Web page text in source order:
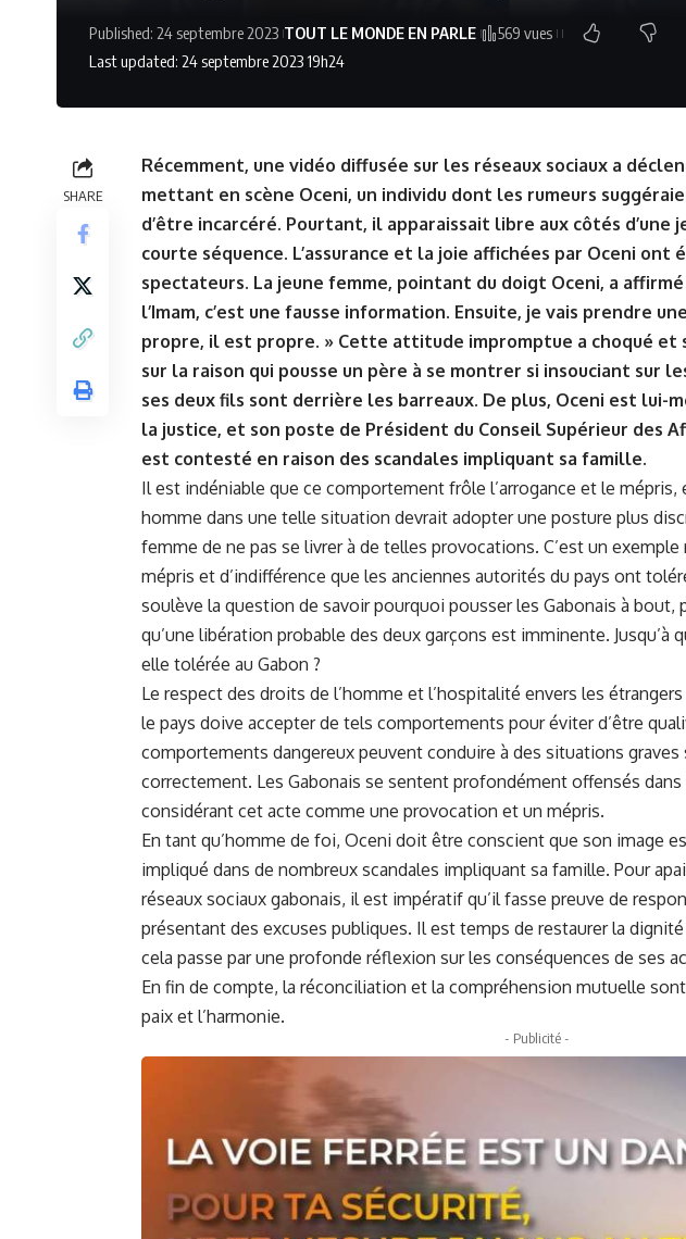
Last updated: 24 septembre 2023 19h24
Published: 24 septembre 2023 TOUT LE MONDE EN PARLE 569 vues
SHARE
Récemment, une vidéo diffusée sur les réseaux sociaux a
mettant en scène Oceni, un individu dont les rumeurs
d’être incarcéré. Pourtant, il apparaissait libre aux côtés d’une
courte séquence. L’assurance et la joie affichées par Oceni ont
spectateurs. La jeune femme, pointant du doigt Oceni, a affirmé
l’Imam, c’est une fausse information. Ensuite, je vais prendre
propre, il est propre. » Cette attitude impromptue a choqué et
sur la raison qui pousse un père à se montrer si insouciant sur
ses deux fils sont derrière les barreaux. De plus, Oceni est lui-
la justice, et son poste de Président du Conseil Supérieur des
est contesté en raison des scandales impliquant sa famille.
Il est indéniable que ce comportement frôle l’arrogance et le mépris,
homme dans une telle situation devrait adopter une posture plus
femme de ne pas se livrer à de telles provocations. C’est un
mépris et d’indifférence que les anciennes autorités du pays ont
soulève la question de savoir pourquoi pousser les Gabonais à bout,
qu’une libération probable des deux garçons est imminente. Jusqu’à
elle tolérée au Gabon ?
Le respect des droits de l’homme et l’hospitalité envers les
le pays doive accepter de tels comportements pour éviter d’être
comportements dangereux peuvent conduire à des situations graves
correctement. Les Gabonais se sentent profondément offensés
considérant cet acte comme une provocation et un mépris.
En tant qu’homme de foi, Oceni doit être conscient que son image
impliqué dans de nombreux scandales impliquant sa famille. Pour
réseaux sociaux gabonais, il est impératif qu’il fasse preuve de
présentant des excuses publiques. Il est temps de restaurer la
cela passe par une profonde réflexion sur les conséquences de ses
En fin de compte, la réconciliation et la compréhension mutuelle
paix et l’harmonie.
- Publicité -